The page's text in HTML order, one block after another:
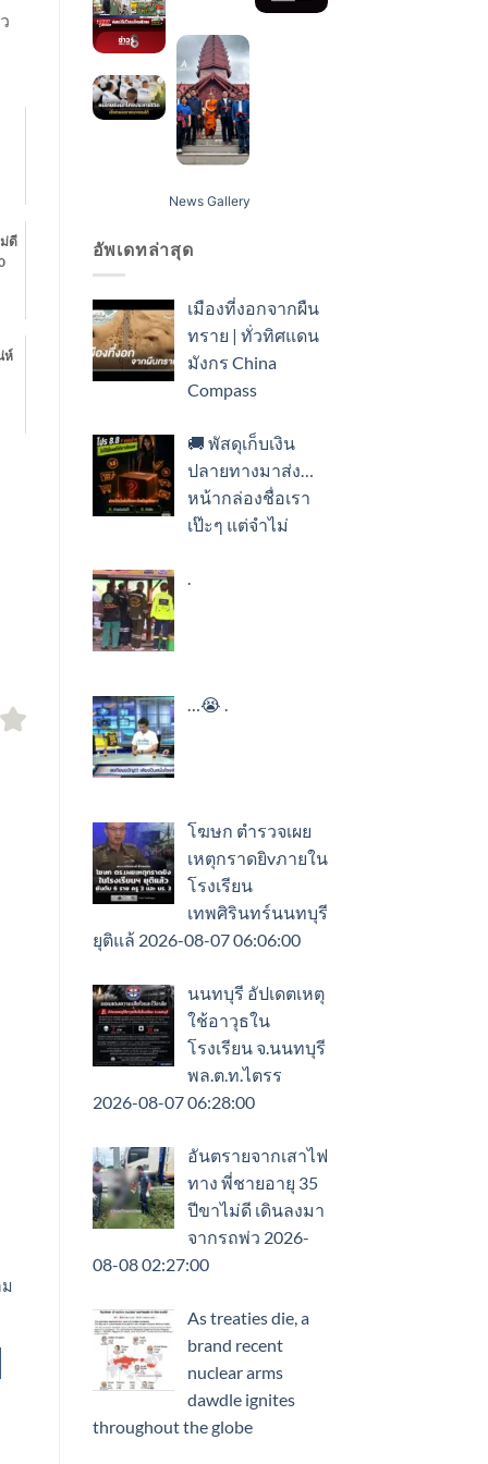
ดี
ห์
News Gallery
อัพเดทล่าสุด
เมืองที่งอกจากผืน
ทราย | ทั่วทิศแดน
มังกร China
Compass
🚚 พัสดุเก็บเงิน
ปลายทางมาส่ง…
หน้ากล่องชื่อเรา
เป๊ะๆ แต่จำไม่
.
…😭 .
โฆษก ตำรวจเผย
เหตุกราดยิvภายใน
โรงเรียน
เทพศิรินทร์นนทบุรี
ยุติแล้ 2026-08-07 06:06:00
นนทบุรี อัปเดตเหตุ
ใช้อาวุธใน
โรงเรียน จ.นนทบุรี
พล.ต.ท.ไตรร
2026-08-07 06:28:00
อันตรายจากเสาไฟ
ทาง พี่ชายอายุ 35
ปีขาไม่ดี เดินลงมา
จากรถพ่ว 2026-
08-08 02:27:00
As treaties die, a
brand recent
nuclear arms
dawdle ignites
throughout the globe